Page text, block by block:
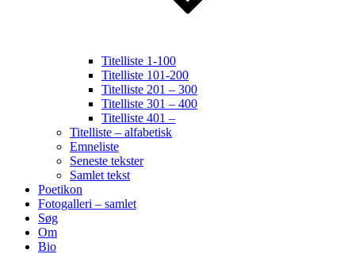
Titelliste 1-100
Titelliste 101-200
Titelliste 201 – 300
Titelliste 301 – 400
Titelliste 401 –
Titelliste – alfabetisk
Emneliste
Seneste tekster
Samlet tekst
Poetikon
Fotogalleri – samlet
Søg
Om
Bio